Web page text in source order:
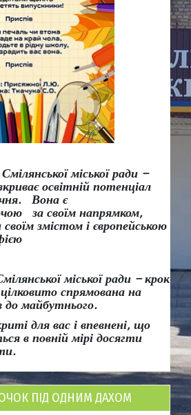
міської ради –
освітній потенціал
Вона є
за своїм напрямком,
змістом і європейською
міської ради – крок
цілковито спрямована на
до майбутнього.
для вас і впевнені, що
в повній мірі досягти
ПІД ОДНИМ ДАХОМ